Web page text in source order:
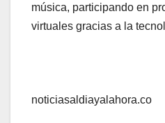
música, participando en
virtuales gracias a la
noticiasaldiayalahora.co